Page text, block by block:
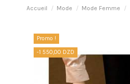
Accueil Mode Mode Femme
Promo !
-1 550,00 DZD